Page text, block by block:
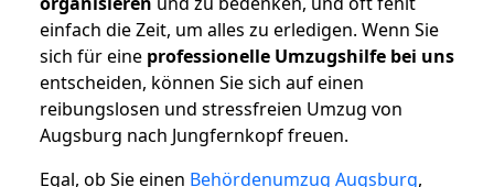
einfach die Zeit, um alles zu erledigen. Wenn Sie
sich für eine professionelle Umzugshilfe bei uns
entscheiden, können Sie sich auf einen
reibungslosen und stressfreien Umzug von
Augsburg nach Jungfernkopf freuen.
Egal, ob Sie einen Behördenumzug Augsburg,